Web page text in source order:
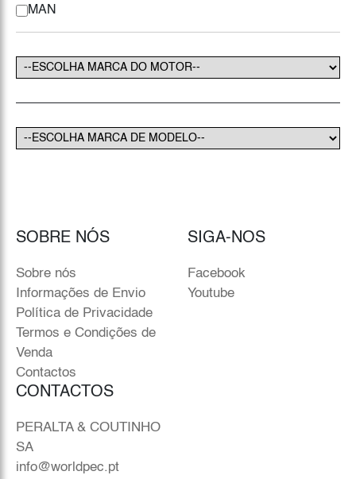
MAN
SOBRE NÓS
Sobre nós
Informações de Envio
Política de Privacidade
Termos e Condições de
Venda
Contactos
SIGA-NOS
Facebook
Youtube
CONTACTOS
PERALTA & COUTINHO
SA
info@worldpec.pt